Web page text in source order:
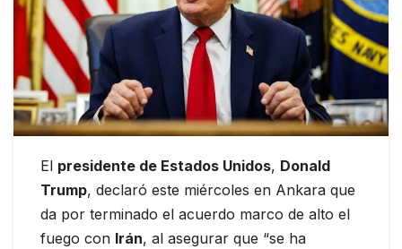
El presidente de Estados Unidos, Donald
Trump, declaró este miércoles en Ankara que
da por terminado el acuerdo marco de alto el
fuego con Irán, al asegurar que “se ha